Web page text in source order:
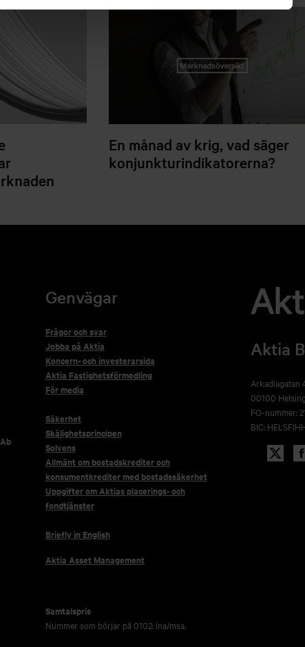
En månad av krig, vad säger
konjunkturindikatorerna?
Genvägar
Frågor och svar
Jobba på Aktia
Koncern- och investerarsida
Aktia Fastighetsförmedling
För media
Säkerhet
Skälighetsprincipen
Solvens
Allmänt om bostadskrediter och
konsumentkrediter med bostadssäkerhet
Uppgifter om Aktias placerings- och
fondtjänster
Briefly in English
Aktia Asset Management
Samtalspris
Nummer som börjar på 0102: lna/msa.
Aktia
Arkadiagatan
00100
FO-nummer:
BIC: